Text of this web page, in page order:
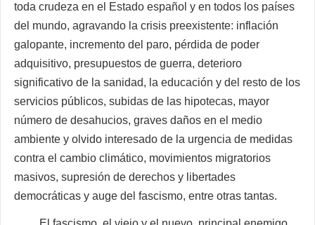
toda crudeza en el Estado español y en todos los países
del mundo, agravando la crisis preexistente: inflación
galopante, incremento del paro, pérdida de poder
adquisitivo, presupuestos de guerra, deterioro
significativo de la sanidad, la educación y del resto de los
servicios públicos, subidas de las hipotecas, mayor
número de desahucios, graves daños en el medio
ambiente y olvido interesado de la urgencia de medidas
contra el cambio climático, movimientos migratorios
masivos, supresión de derechos y libertades
democráticas y auge del fascismo, entre otras tantas.